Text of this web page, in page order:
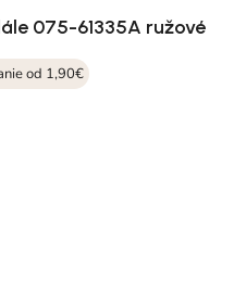
075-61335A ružové
od 1,90€